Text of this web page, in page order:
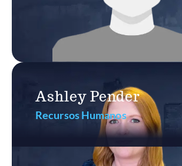
Ashley Pender
Recursos Humanos